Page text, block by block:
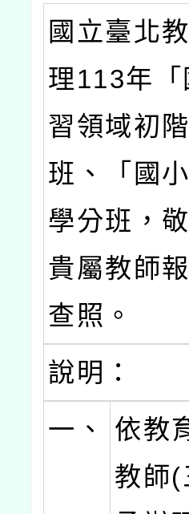
國立臺北
理113年
習領域初
班、「國
學分班，
貴屬教師
查照。
說明：
一、
依教
教師